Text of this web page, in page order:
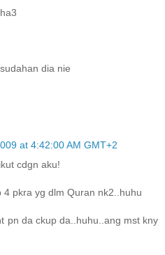
dia nie
at 4:42:00 AM GMT+2
cdgn aku!
4 pkra yg dlm Quran nk2..huhu
pn da ckup da..huhu..ang mst kny